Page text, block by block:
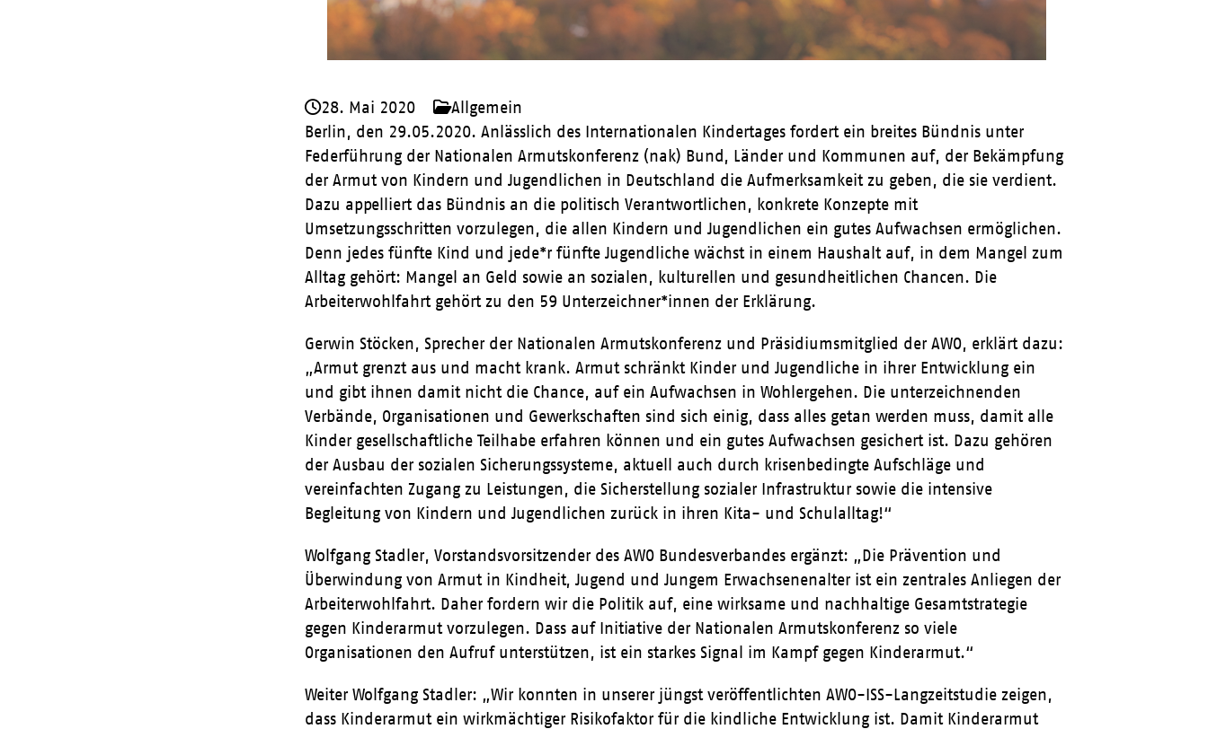
28. Mai 2020
Allgemein
Berlin, den 29.05.2020. Anlässlich des Internationalen Kindertages fordert ein breites Bündnis unter
Federführung der Nationalen Armutskonferenz (nak) Bund, Länder und Kommunen auf, der Bekämpfung
der Armut von Kindern und Jugendlichen in Deutschland die Aufmerksamkeit zu geben, die sie verdient.
Dazu appelliert das Bündnis an die politisch Verantwortlichen, konkrete Konzepte mit
Umsetzungsschritten vorzulegen, die allen Kindern und Jugendlichen ein gutes Aufwachsen ermöglichen.
Denn jedes fünfte Kind und jede*r fünfte Jugendliche wächst in einem Haushalt auf, in dem Mangel zum
Alltag gehört: Mangel an Geld sowie an sozialen, kulturellen und gesundheitlichen Chancen. Die
Arbeiterwohlfahrt gehört zu den 59 Unterzeichner*innen der Erklärung.
Gerwin Stöcken, Sprecher der Nationalen Armutskonferenz und Präsidiumsmitglied der AWO, erklärt dazu:
„Armut grenzt aus und macht krank. Armut schränkt Kinder und Jugendliche in ihrer Entwicklung ein
und gibt ihnen damit nicht die Chance, auf ein Aufwachsen in Wohlergehen. Die unterzeichnenden
Verbände, Organisationen und Gewerkschaften sind sich einig, dass alles getan werden muss, damit alle
Kinder gesellschaftliche Teilhabe erfahren können und ein gutes Aufwachsen gesichert ist. Dazu gehören
der Ausbau der sozialen Sicherungssysteme, aktuell auch durch krisenbedingte Aufschläge und
vereinfachten Zugang zu Leistungen, die Sicherstellung sozialer Infrastruktur sowie die intensive
Begleitung von Kindern und Jugendlichen zurück in ihren Kita- und Schulalltag!“
Wolfgang Stadler, Vorstandsvorsitzender des AWO Bundesverbandes ergänzt: „Die Prävention und
Überwindung von Armut in Kindheit, Jugend und Jungem Erwachsenenalter ist ein zentrales Anliegen der
Arbeiterwohlfahrt. Daher fordern wir die Politik auf, eine wirksame und nachhaltige Gesamtstrategie
gegen Kinderarmut vorzulegen. Dass auf Initiative der Nationalen Armutskonferenz so viele
Organisationen den Aufruf unterstützen, ist ein starkes Signal im Kampf gegen Kinderarmut.“
Weiter Wolfgang Stadler: „Wir konnten in unserer jüngst veröffentlichten AWO-ISS-Langzeitstudie zeigen,
dass Kinderarmut ein wirkmächtiger Risikofaktor für die kindliche Entwicklung ist. Damit Kinderarmut